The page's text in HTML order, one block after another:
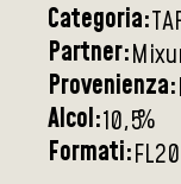
Categoria:
Partner:
Provenienza:
Alcol:10,5%
Formati:FL20